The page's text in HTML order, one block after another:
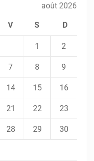
août 2026
V S D
1 2
7 8 9
14 15 16
21 22 23
28 29 30